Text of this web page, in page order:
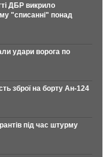
ДБР викрило
"списанні" понад
удари ворога по
зброї на борту Ан-124
під час штурму